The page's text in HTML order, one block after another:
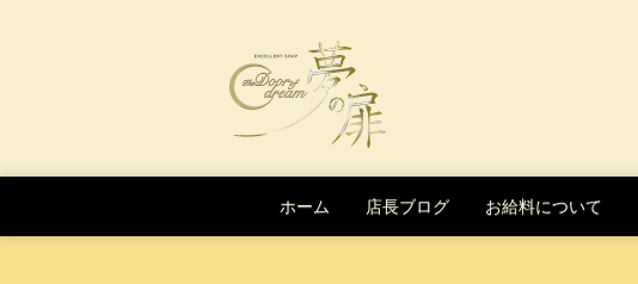
ホーム 店長ブログ お給料について